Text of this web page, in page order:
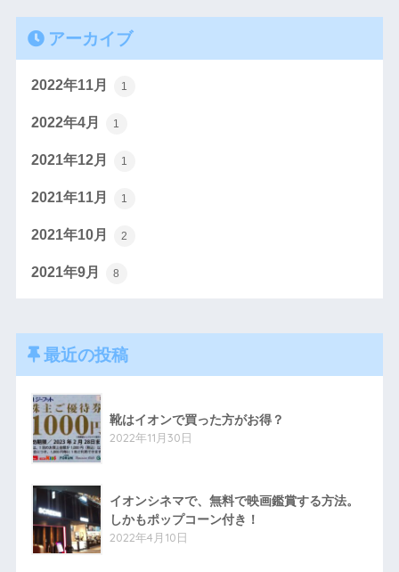
アーカイブ
2022年11月 1
2022年4月 1
2021年12月 1
2021年11月 1
2021年10月 2
2021年9月 8
最近の投稿
靴はイオンで買った方がお得？
2022年11月30日
イオンシネマで、無料で映画鑑賞する方法。
しかもポップコーン付き！
2022年4月10日